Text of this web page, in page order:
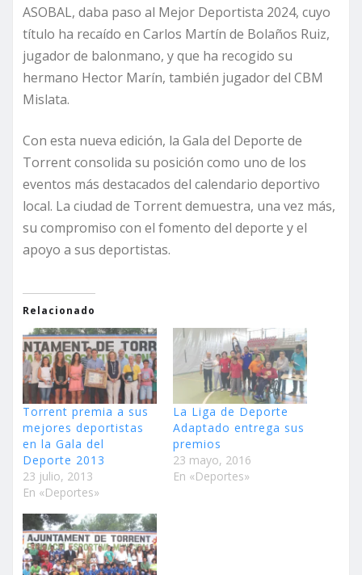
ASOBAL, daba paso al Mejor Deportista 2024, cuyo
título ha recaído en Carlos Martín de Bolaños Ruiz,
jugador de balonmano, y que ha recogido su
hermano Hector Marín, también jugador del CBM
Mislata.
Con esta nueva edición, la Gala del Deporte de
Torrent consolida su posición como uno de los
eventos más destacados del calendario deportivo
local. La ciudad de Torrent demuestra, una vez más,
su compromiso con el fomento del deporte y el
apoyo a sus deportistas.
Relacionado
Torrent premia a sus
mejores deportistas
en la Gala del
Deporte 2013
23 julio, 2013
En «Deportes»
La Liga de Deporte
Adaptado entrega sus
premios
23 mayo, 2016
En «Deportes»